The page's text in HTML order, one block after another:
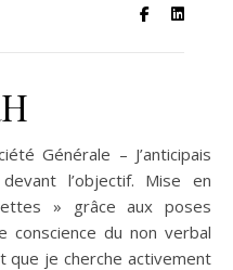
l’objectif. Mise en
» grâce aux poses
conscience du non verbal
que je cherche activement